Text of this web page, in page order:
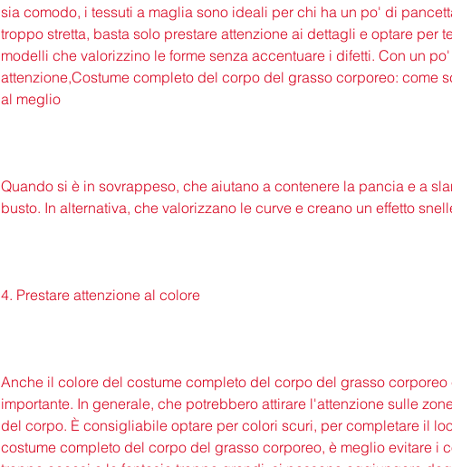
sia comodo, i tessuti a maglia sono ideali per chi ha un po' di
troppo stretta, basta solo prestare attenzione ai dettagli e optare per
modelli che valorizzino le forme senza accentuare i difetti. Con un
attenzione,Costume completo del corpo del grasso corporeo: come
al meglio
Quando si è in sovrappeso, che aiutano a contenere la pancia e a
busto. In alternativa, che valorizzano le curve e creano un effetto
4. Prestare attenzione al colore
Anche il colore del costume completo del corpo del grasso corporeo
importante. In generale, che potrebbero attirare l'attenzione sulle
del corpo. È consigliabile optare per colori scuri, per completare il
costume completo del corpo del grasso corporeo, è meglio evitare i